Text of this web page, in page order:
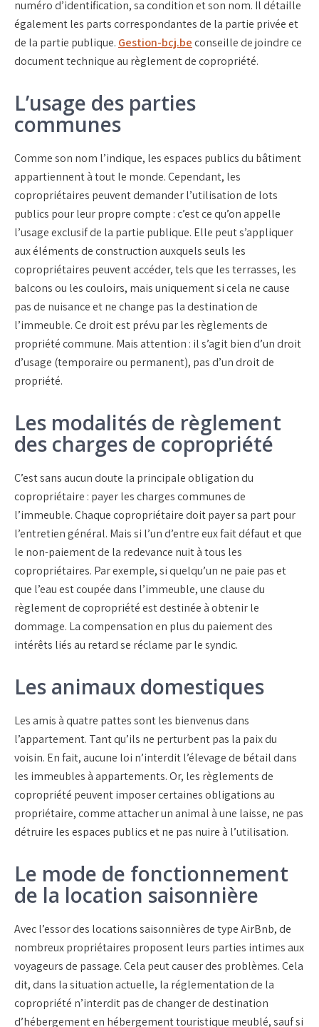
numéro d’identification, sa condition et son nom. Il détaille
également les parts correspondantes de la partie privée et
de la partie publique. Gestion-bcj.beconseille de joindre ce
document technique au règlement de copropriété.
L’usage des parties
communes
Comme son nom l’indique, les espaces publics du bâtiment
appartiennent à tout le monde. Cependant, les
copropriétaires peuvent demander l’utilisation de lots
publics pour leur propre compte : c’est ce qu’on appelle
l’usage exclusif de la partie publique. Elle peut s’appliquer
aux éléments de construction auxquels seuls les
copropriétaires peuvent accéder, tels que les terrasses, les
balcons ou les couloirs, mais uniquement si cela ne cause
pas de nuisance et ne change pas la destination de
l’immeuble. Ce droit est prévu par les règlements de
propriété commune. Mais attention : il s’agit bien d’un droit
d’usage (temporaire ou permanent), pas d’un droit de
propriété.
Les modalités de règlement
des charges de copropriété
C’est sans aucun doute la principale obligation du
copropriétaire : payer les charges communes de
l’immeuble. Chaque copropriétaire doit payer sa part pour
l’entretien général. Mais si l’un d’entre eux fait défaut et que
le non-paiement de la redevance nuit à tous les
copropriétaires. Par exemple, si quelqu’un ne paie pas et
que l’eau est coupée dans l’immeuble, une clause du
règlement de copropriété est destinée à obtenir le
dommage. La compensation en plus du paiement des
intérêts liés au retard se réclame par le syndic.
Les animaux domestiques
Les amis à quatre pattes sont les bienvenus dans
l’appartement. Tant qu’ils ne perturbent pas la paix du
voisin. En fait, aucune loi n’interdit l’élevage de bétail dans
les immeubles à appartements. Or, les règlements de
copropriété peuvent imposer certaines obligations au
propriétaire, comme attacher un animal à une laisse, ne pas
détruire les espaces publics et ne pas nuire à l’utilisation.
Le mode de fonctionnement
de la location saisonnière
Avec l’essor des locations saisonnières de type AirBnb, de
nombreux propriétaires proposent leurs parties intimes aux
voyageurs de passage. Cela peut causer des problèmes. Cela
dit, dans la situation actuelle, la réglementation de la
copropriété n’interdit pas de changer de destination
d’hébergement en hébergement touristique meublé, sauf si